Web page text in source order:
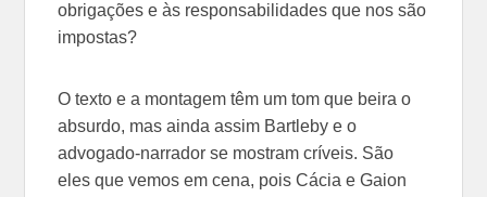
obrigações e às responsabilidades que nos são
impostas?
O texto e a montagem têm um tom que beira o
absurdo, mas ainda assim Bartleby e o
advogado-narrador se mostram críveis. São
eles que vemos em cena, pois Cácia e Gaion